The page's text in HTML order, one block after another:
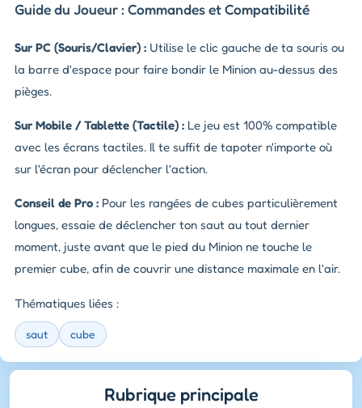
Guide du Joueur : Commandes et Compatibilité
Sur PC (Souris/Clavier) : Utilise le clic gauche de ta souris ou
la barre d'espace pour faire bondir le Minion au-dessus des
pièges.
Sur Mobile / Tablette (Tactile) : Le jeu est 100% compatible
avec les écrans tactiles. Il te suffit de tapoter n'importe où
sur l'écran pour déclencher l'action.
Conseil de Pro : Pour les rangées de cubes particulièrement
longues, essaie de déclencher ton saut au tout dernier
moment, juste avant que le pied du Minion ne touche le
premier cube, afin de couvrir une distance maximale en l'air.
Thématiques liées :
saut cube
Rubrique principale